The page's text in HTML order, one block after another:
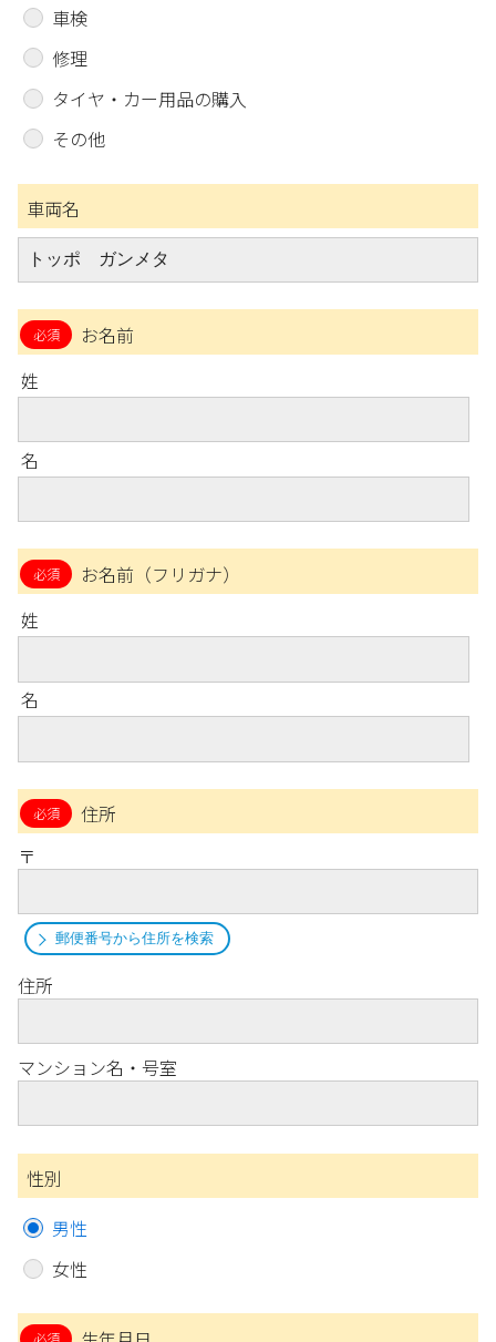
車検
修理
タイヤ・カー用品の購入
その他
車両名
お名前
姓
名
お名前（フリガナ）
姓
名
住所
〒
郵便番号から住所を検索
住所
マンション名・号室
性別
男性
女性